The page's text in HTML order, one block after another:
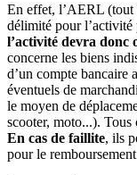
En effet, l’AERL (tout
délimité pour l’activité
l’activité devra donc
concerne les biens
d’un compte bancaire
éventuels de
le moyen de
scooter, moto...). Tous
En cas de faillite, ils
pour le